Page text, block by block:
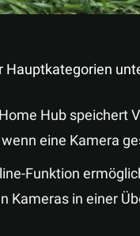
Hauptkategorien
Hub speichert
eine Kamera
Funktion
Kameras in einer